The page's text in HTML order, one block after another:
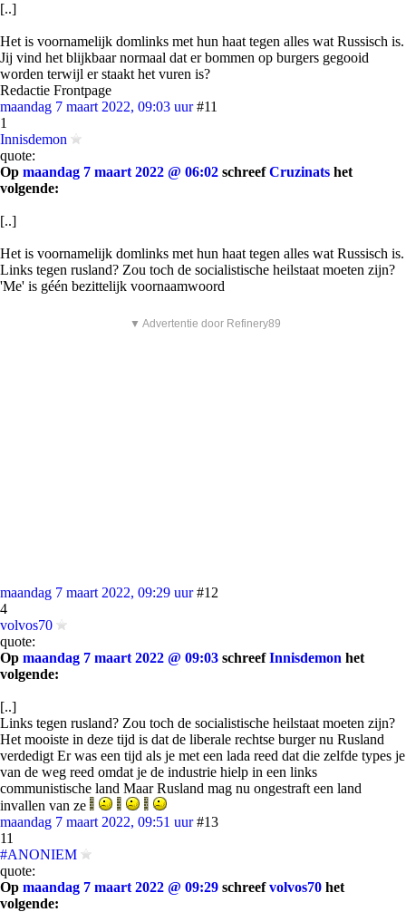
[..]
Het is voornamelijk domlinks met hun haat tegen alles wat Russisch is.
Jij vind het blijkbaar normaal dat er bommen op burgers gegooid
worden terwijl er staakt het vuren is?
Redactie Frontpage
maandag 7 maart 2022, 09:03 uur #11
1
Innisdemon
quote:
Op maandag 7 maart 2022 @ 06:02 schreefCruzinats het
volgende:
[..]
Het is voornamelijk domlinks met hun haat tegen alles wat Russisch is.
Links tegen rusland? Zou toch de socialistische heilstaat moeten zijn?
'Me' is géén bezittelijk voornaamwoord
▼ Advertentie door Refinery89
maandag 7 maart 2022, 09:29 uur #12
4
volvos70
quote:
Op maandag 7 maart 2022 @ 09:03 schreefInnisdemon het
volgende:
[..]
Links tegen rusland? Zou toch de socialistische heilstaat moeten zijn?
Het mooiste in deze tijd is dat de liberale rechtse burger nu Rusland
verdedigt Er was een tijd als je met een lada reed dat die zelfde types je
van de weg reed omdat je de industrie hielp in een links
communistische land Maar Rusland mag nu ongestraft een land
invallen van ze
maandag 7 maart 2022, 09:51 uur #13
11
#ANONIEM
quote:
Op maandag 7 maart 2022 @ 09:29 schreefvolvos70 het
volgende: